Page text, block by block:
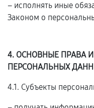
– исполнять иные
Законом о
4. ОСНОВНЫЕ ПРАВА
ПЕРСОНАЛЬНЫХ
4.1. Субъекты